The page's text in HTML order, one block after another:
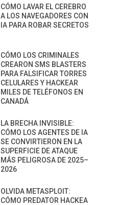
CÓMO LAVAR EL CEREBRO
A LOS NAVEGADORES CON
IA PARA ROBAR SECRETOS
CÓMO LOS CRIMINALES
CREARON SMS BLASTERS
PARA FALSIFICAR TORRES
CELULARES Y HACKEAR
MILES DE TELÉFONOS EN
CANADÁ
LA BRECHA INVISIBLE:
CÓMO LOS AGENTES DE IA
SE CONVIRTIERON EN LA
SUPERFICIE DE ATAQUE
MÁS PELIGROSA DE 2025–
2026
OLVIDA METASPLOIT:
CÓMO PREDATOR HACKEA